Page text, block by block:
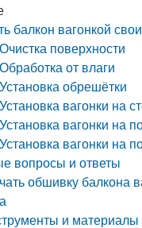
балкон вагонкой
поверхности
от влаги
обрешётки
вагонки на
вагонки на
вагонки на
вопросы и ответы
обшивку балкона
и